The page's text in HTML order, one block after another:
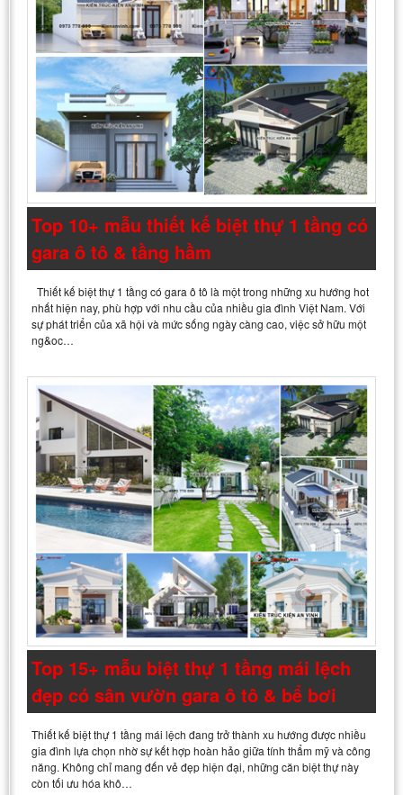
Top 10+ mẫu thiết kế biệt thự 1 tầng có
gara ô tô & tầng hầm
Thiết kế biệt thự 1 tầng có gara ô tô là một trong những xu hướng hot
nhất hiện nay, phù hợp với nhu cầu của nhiều gia đình Việt Nam. Với
sự phát triển của xã hội và mức sống ngày càng cao, việc sở hữu một
ng&oc…
Top 15+ mẫu biệt thự 1 tầng mái lệch
đẹp có sân vườn gara ô tô & bể bơi
Thiết kế biệt thự 1 tầng mái lệch đang trở thành xu hướng được nhiều
gia đình lựa chọn nhờ sự kết hợp hoàn hảo giữa tính thẩm mỹ và công
năng. Không chỉ mang đến vẻ đẹp hiện đại, những căn biệt thự này
còn tối ưu hóa khô…